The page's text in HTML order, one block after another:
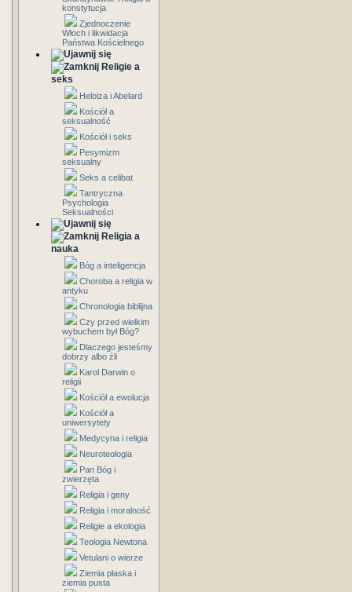
konstytucja
Zjednoczenie
Włoch i likwidacja
Państwa Kościelnego
Religie a
seks
Heloiza i Abelard
Kościół a
seksualność
Kościół i seks
Pesymizm
seksualny
Seks a celibat
Tantryczna
Psychologia
Seksualności
Religia a
nauka
Bóg a inteligencja
Choroba a religia w
antyku
Chronologia biblijna
Czy przed wielkim
wybuchem był Bóg?
Dlaczego jesteśmy
dobrzy albo źli
Karol Darwin o
religii
Kościół a ewolucja
Kościół a
uniwersytety
Medycyna i religia
Neuroteologia
Pan Bóg i
zwierzęta
Religia i geny
Religia i moralność
Religie a ekologia
Teologia Newtona
Vetulani o wierze
Ziemia płaska i
ziemia pusta